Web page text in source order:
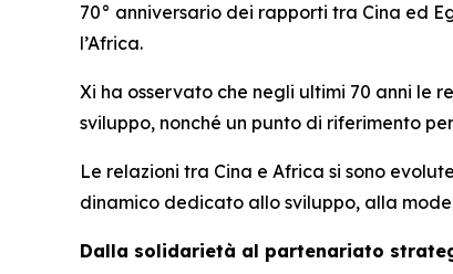
70° anniversario dei rapporti tra Cina ed
l’Africa.
Xi ha osservato che negli ultimi 70 anni le
sviluppo, nonché un punto di riferimento
Le relazioni tra Cina e Africa si sono
dinamico dedicato allo sviluppo, alla
Dalla solidarietà al partenariato